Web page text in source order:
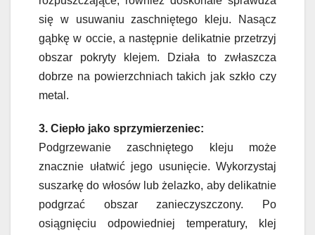
się w usuwaniu zaschniętego kleju. Nasącz
gąbkę w occie, a następnie delikatnie przetrzyj
obszar pokryty klejem. Działa to zwłaszcza
dobrze na powierzchniach takich jak szkło czy
metal.
3. Ciepło jako sprzymierzeniec:
Podgrzewanie zaschniętego kleju może
znacznie ułatwić jego usunięcie. Wykorzystaj
suszarkę do włosów lub żelazko, aby delikatnie
podgrzać obszar zanieczyszczony. Po
osiągnięciu odpowiedniej temperatury, klej